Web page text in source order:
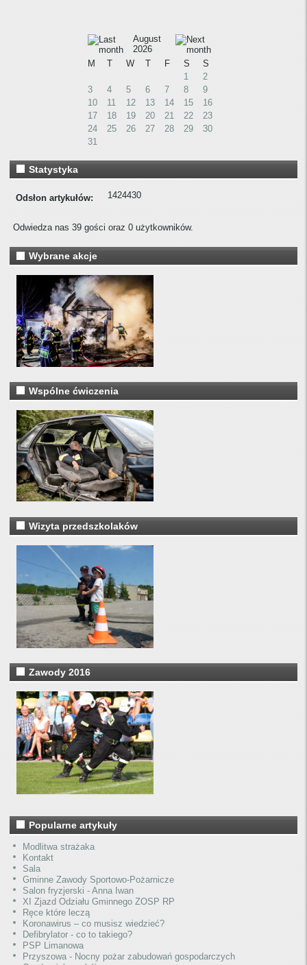
August
2026
M
T W T F S
S
1
2
3
4 5 6 7 8
9
10
11 12 13 14 15
16
17
18 19 20 21 22
23
24
25 26 27 28 29
30
31
Statystyka
Odsłon artykułów: 1424430
Odwiedza nas 39 gości oraz 0 użytkowników.
Wybrane akcje
Wspólne ćwiczenia
Wizyta przedszkolaków
Zawody 2016
Popularne artykuły
Modlitwa strażaka
Kontakt
Sala
Gminne Zawody Sportowo-Pożarnicze
Salon fryzjerski - Anna Iwan
XI Zjazd Odziału Gminnego ZOSP RP
Ręce które leczą
Koronawirus – co musisz wiedzieć?
Defibrylator - co to takiego?
PSP Limanowa
Przyszowa - Nocny pożar zabudowań gospodarczych